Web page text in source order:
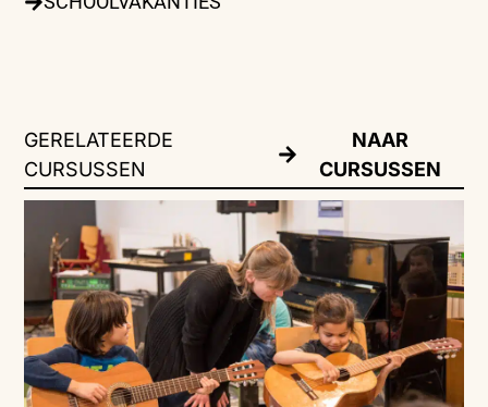
GERELATEERDE
CURSUSSEN
NAAR
CURSUSSEN